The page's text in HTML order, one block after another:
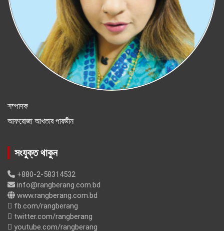
সম্পাদক
আফরোজা আখতার পারভীন
সংযুক্ত থাকুন
+880-2-58314532
info@rangberang.com.bd
www.rangberang.com.bd
fb.com/rangberang
twitter.com/rangberang
youtube.com/rangberang